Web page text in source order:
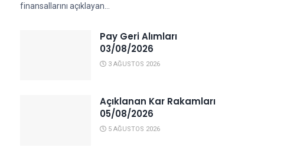
finansallarını açıklayan...
Pay Geri Alımları
03/08/2026
3 AĞUSTOS 2026
Açıklanan Kar Rakamları
05/08/2026
5 AĞUSTOS 2026